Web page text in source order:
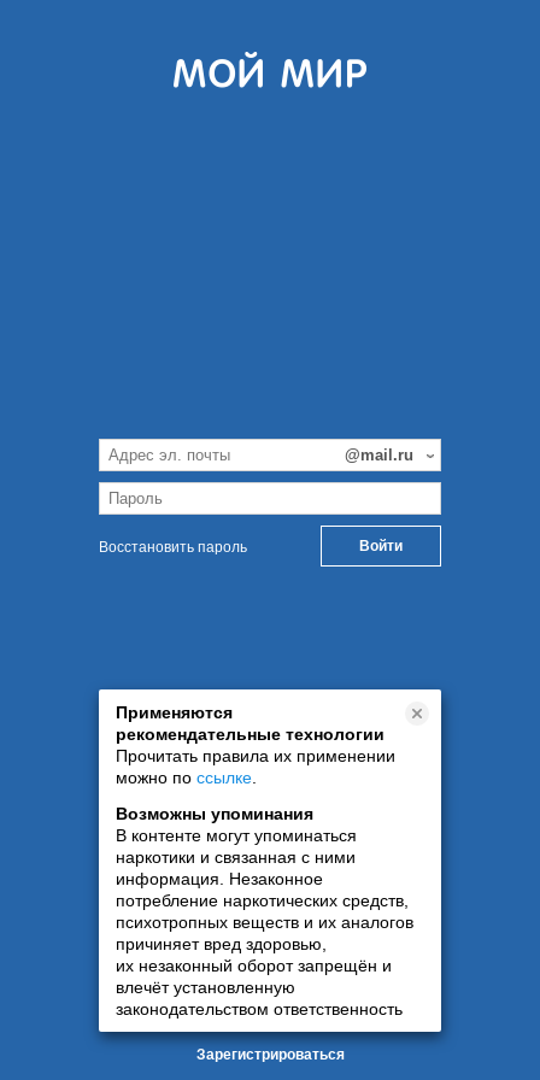
Восстановить пароль
Применяются
рекомендательные технологии
Прочитать правила их применении
можно по ссылке
Возможны упоминания
В контенте могут упоминаться
наркотики и связанная с ними
информация. Незаконное
потребление наркотических средств,
психотропных веществ и их аналогов
причиняет вред здоровью,
их незаконный оборот запрещён и
влечёт установленную
законодательством ответственность
Зарегистрироваться